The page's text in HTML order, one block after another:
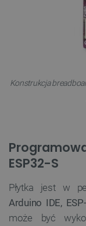
Konstrukcja
ESP32-S
Płytka jest w
Arduino IDE,
może być
_lb
Polityce